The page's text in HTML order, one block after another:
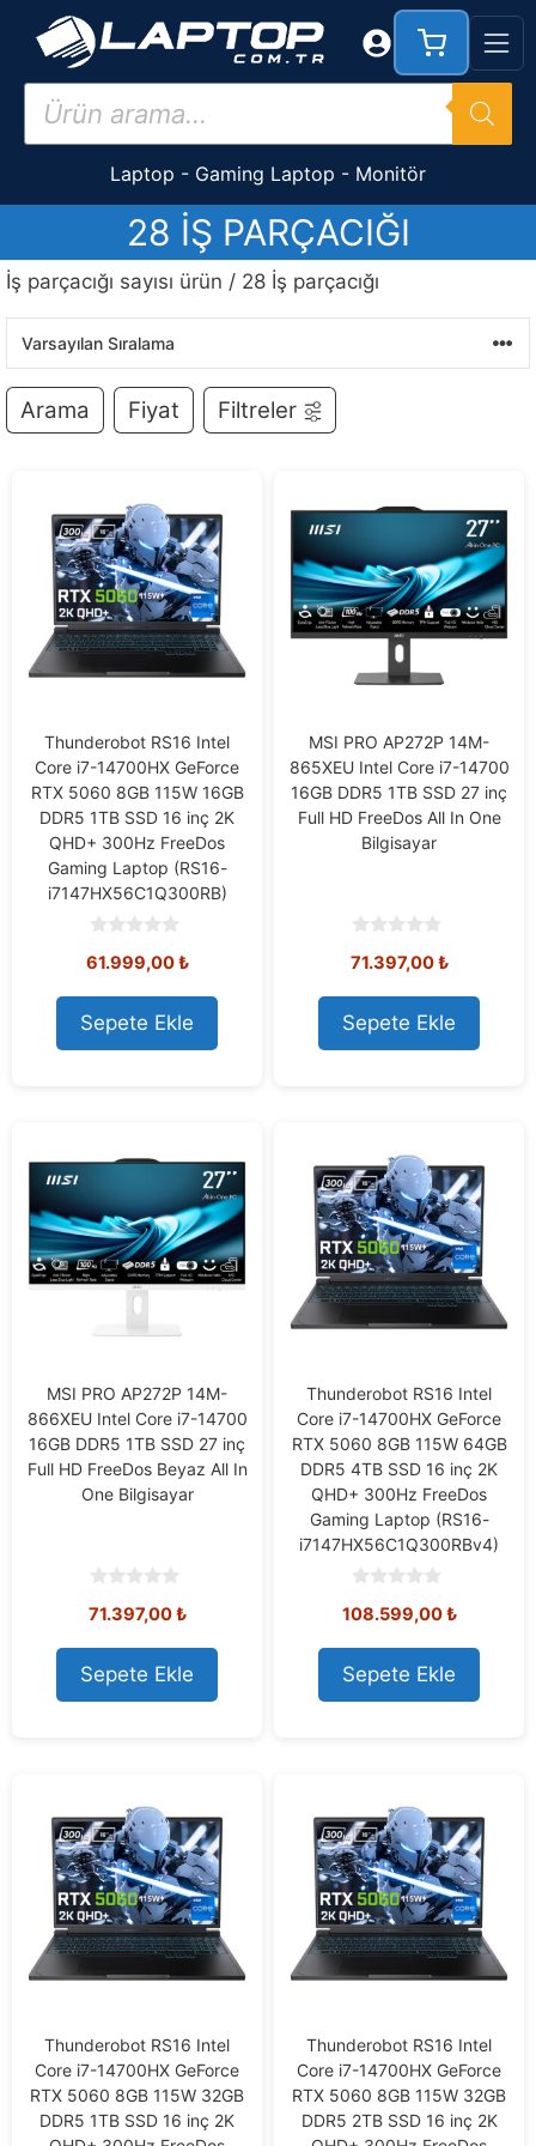
İçeriğe
Products
search
Laptop - Gaming Laptop - Monitör
28 İŞ PARÇACIĞI
İş parçacığı sayısı ürün / 28 İş parçacığı
Arama Fiyat Filtreler
Thunderobot RS16 Intel
Core i7-14700HX GeForce
RTX 5060 8GB 115W 16GB
DDR5 1TB SSD 16 inç 2K
QHD+ 300Hz FreeDos
Gaming Laptop (RS16-
i7147HX56C1Q300RB)
o
t
o
f
5
61.999,00₺
Sepete Ekle
MSI PRO AP272P 14M-
865XEU Intel Core i7-14700
16GB DDR5 1TB SSD 27 inç
Full HD FreeDos All In One
Bilgisayar
o
t
o
f
5
71.397,00₺
Sepete Ekle
MSI PRO AP272P 14M-
866XEU Intel Core i7-14700
16GB DDR5 1TB SSD 27 inç
Full HD FreeDos Beyaz All In
One Bilgisayar
o
t
o
f
5
71.397,00₺
Sepete Ekle
Thunderobot RS16 Intel
Core i7-14700HX GeForce
RTX 5060 8GB 115W 64GB
DDR5 4TB SSD 16 inç 2K
QHD+ 300Hz FreeDos
Gaming Laptop (RS16-
i7147HX56C1Q300RBv4)
o
t
o
f
5
108.599,00₺
Sepete Ekle
Thunderobot RS16 Intel
Core i7-14700HX GeForce
RTX 5060 8GB 115W 32GB
DDR5 1TB SSD 16 inç 2K
Thunderobot RS16 Intel
Core i7-14700HX GeForce
RTX 5060 8GB 115W 32GB
DDR5 2TB SSD 16 inç 2K